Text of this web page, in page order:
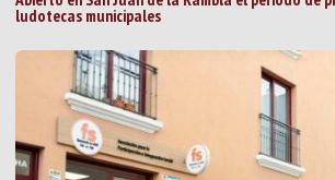
ludotecas municipales